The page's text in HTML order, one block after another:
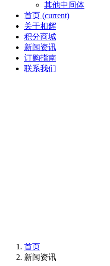
其他中间体
首页 (current)
关于相辉
积分商城
新闻资讯
订购指南
联系我们
首页
新闻资讯